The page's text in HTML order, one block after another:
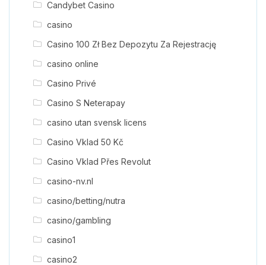
Candybet Casino
casino
Casino 100 Zł Bez Depozytu Za Rejestrację
casino online
Casino Privé
Casino S Neterapay
casino utan svensk licens
Casino Vklad 50 Kč
Casino Vklad Přes Revolut
casino-nv.nl
casino/betting/nutra
casino/gambling
casino1
casino2